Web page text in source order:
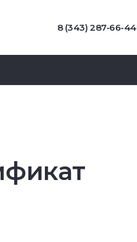
8 (343) 287-66-44